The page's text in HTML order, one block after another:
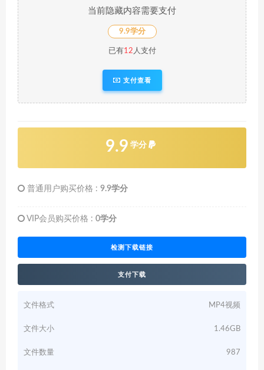
当前隐藏内容需要支付
9.9学分
已有12 人支付
支付查看
9.9 学分
普通用户购买价格 : 9.9学分
VIP会员购买价格 : 0学分
检测下载链接
支付下载
文件格式 MP4视频
文件大小 1.46GB
文件数量 987